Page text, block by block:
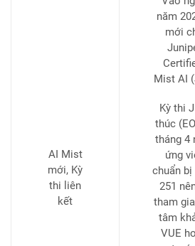
AI Mist
mới, Kỳ
thi liên
kết
năm
mới
Mist AI
Kỳ thi
thúc
tháng 4
ứng
chuẩn
251
tham
tâm
VUE